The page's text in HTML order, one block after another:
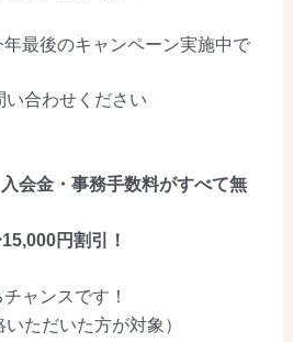
最後のキャンペーン実施中で
い合わせください
会金・事務手数料がすべて無
円割引！
ャンスです！
ただいた方が対象）